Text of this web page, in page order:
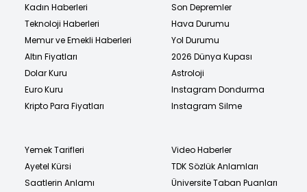
Kadın Haberleri
Teknoloji Haberleri
Memur ve Emekli Haberleri
Altın Fiyatları
Dolar Kuru
Euro Kuru
Kripto Para Fiyatları
Son Depremler
Hava Durumu
Yol Durumu
2026 Dünya Kupası
Astroloji
Instagram Dondurma
Instagram Silme
Yemek Tarifleri
Ayetel Kürsi
Saatlerin Anlamı
Video Haberler
TDK Sözlük Anlamları
Üniversite Taban Puanları